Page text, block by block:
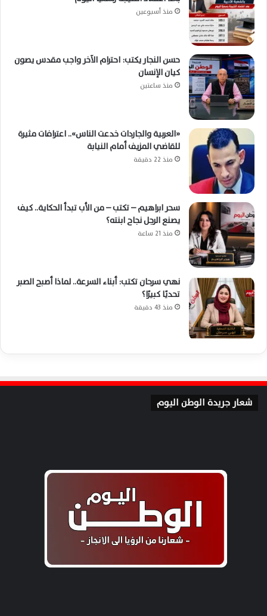
منذ أسبوعين
حسن النجار يكتب: احترام الآخر واجب مقدس يصون
كيان الإنسان
منذ ساعتين
«العربية والجاردات خدعت الناس».. اعترافات مثيرة
للقاضي المزيف أمام النيابة
منذ 22 دقيقة
سحر ابراهيم – تكتب – من الأب تبدأ الحكاية.. كيف
يصنع الرجل نجاح ابنته؟
منذ 21 ساعة
نهي سرحان تكتب: أبناء السرعة.. لماذا أصبح الصبر
تحديًا كبيرًا؟
منذ 43 دقيقة
شعار جريدة الوطن اليوم